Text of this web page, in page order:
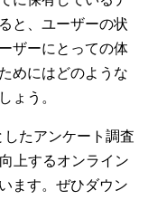
と、ユーザーの状
ザーにとっての体
めにはどのような
ょう。
たアンケート調査
上するオンライン
ます。ぜひダウン